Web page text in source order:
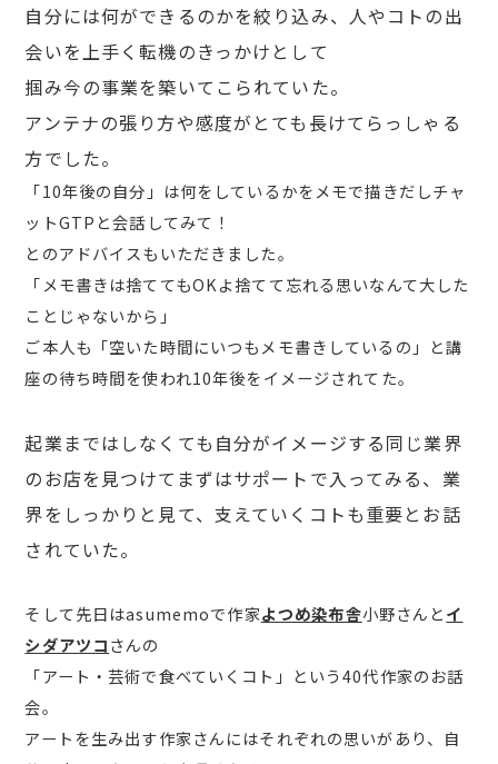
自分には何ができるのかを絞り込み、人やコトの出
会いを上手く転機のきっかけとして
掴み今の事業を築いてこられていた。
アンテナの張り方や感度がとても長けてらっしゃる
方でした。
「10年後の自分」は何をしているかをメモで描きだしチャ
ットGTPと会話してみて！
とのアドバイスもいただきました。
「メモ書きは捨ててもOKよ捨てて忘れる思いなんて大した
ことじゃないから」
ご本人も「空いた時間にいつもメモ書きしているの」と講
座の待ち時間を使われ10年後をイメージされてた。
起業まではしなくても自分がイメージする同じ業界
のお店を見つけてまずはサポートで入ってみる、業
界をしっかりと見て、支えていくコトも重要とお話
されていた。
そして先日はasumemoで作家よつめ染布舎小野さんとイ
シダアツコさんの
「アート・芸術で食べていくコト」という40代作家のお話
会。
アートを生み出す作家さんにはそれぞれの思いがあり、自